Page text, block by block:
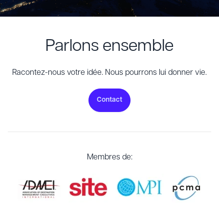
Parlons ensemble
Racontez-nous votre idée. Nous pourrons lui donner vie.
Contact
Membres de: